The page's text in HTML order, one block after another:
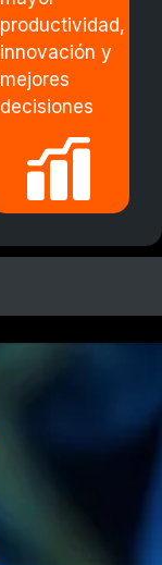
productividad,
innovación y
mejores
decisiones